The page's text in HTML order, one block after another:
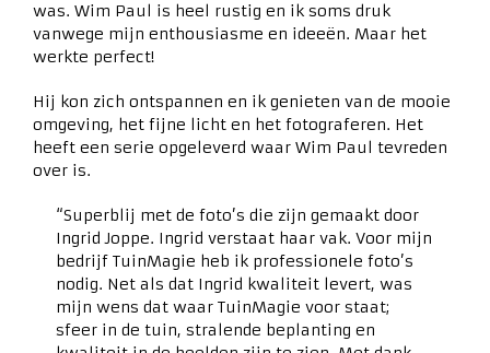
was. Wim Paul is heel rustig en ik soms druk
vanwege mijn enthousiasme en ideeën. Maar het
werkte perfect!
Hij kon zich ontspannen en ik genieten van de mooie
omgeving, het fijne licht en het fotograferen. Het
heeft een serie opgeleverd waar Wim Paul tevreden
over is.
“Superblij met de foto’s die zijn gemaakt door
Ingrid Joppe. Ingrid verstaat haar vak. Voor mijn
bedrijf TuinMagie heb ik professionele foto’s
nodig. Net als dat Ingrid kwaliteit levert, was
mijn wens dat waar TuinMagie voor staat;
sfeer in de tuin, stralende beplanting en